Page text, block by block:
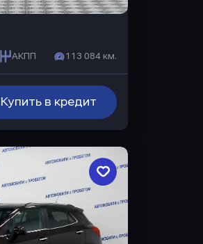
АКПП 113 084 км.
Купить в кредит